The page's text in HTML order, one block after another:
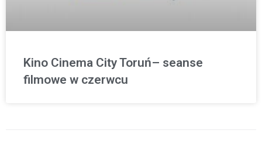
Kino Cinema City Toruń– seanse
filmowe w czerwcu